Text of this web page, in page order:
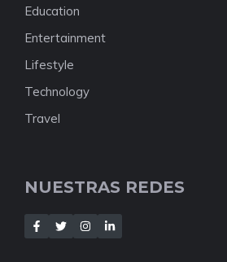
Education
Entertainment
Lifestyle
Technology
Travel
NUESTRAS REDES